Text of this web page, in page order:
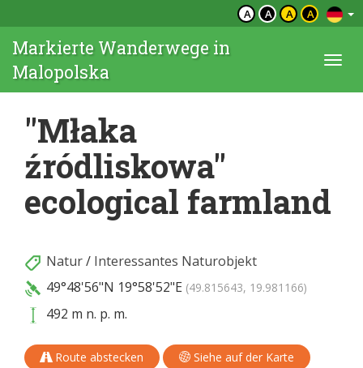
A A A A
Markierte Wanderwege in
Malopolska
"Młaka
źródliskowa"
ecological farmland
Natur/ Interessantes Naturobjekt
49°48'56"N 19°58'52"E (49.815643, 19.981166)
492 m n. p. m.
Route abstecken Siehe auf der Karte